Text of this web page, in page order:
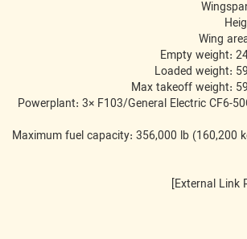
Wing
Empty weight:
Loaded weight:
Max takeoff weight:
Powerplant: 3× F103/General Electric CF6-
Maximum fuel capacity: 356,000 lb (160,200